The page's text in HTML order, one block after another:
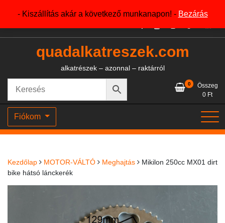
- Kiszállítás akár a következő munkanapon! - Bezárás
+36204327386
quadalkatreszek.com
alkatrészek – azonnal – raktárról
0
Összeg
0 Ft
Fiókom
Kezdőlap MOTOR-VÁLTÓ Meghajtás
Mikilon 250cc MX01 dirt
bike hátsó lánckerék